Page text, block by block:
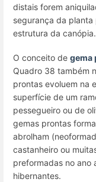
distais forem
segurança da
estrutura da canópia.
O conceito de gema
Quadro 38 também
prontas evoluem na
superfície de um
pessegueiro ou de
gemas prontas
abrolham
castanheiro ou
preformadas no ano
hibernantes.